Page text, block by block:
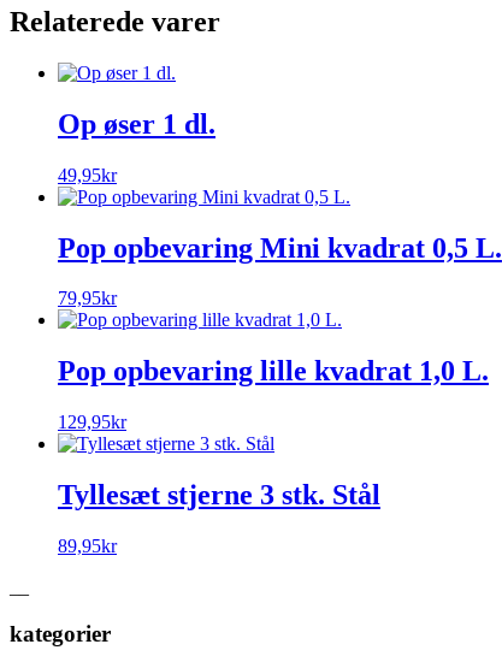
Relaterede varer
Op øser 1 dl.
49,95kr
Pop opbevaring Mini kvadrat 0,5 L.
79,95kr
Pop opbevaring lille kvadrat 1,0 L.
129,95kr
Tyllesæt stjerne 3 stk. Stål
89,95kr
kategorier